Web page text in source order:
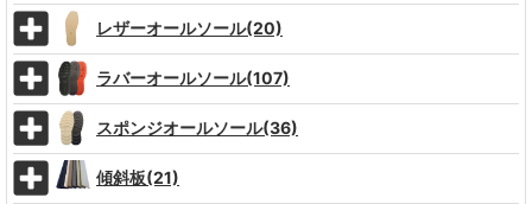
レザーオールソール(20)
ラバーオールソール(107)
スポンジオールソール(36)
傾斜板(21)